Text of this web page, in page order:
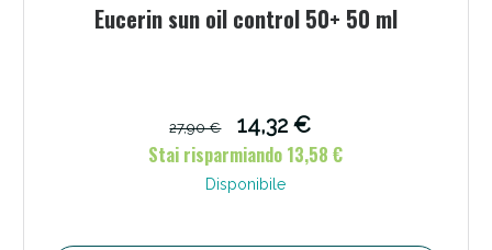
Eucerin sun oil control 50+ 50 ml
27,90 €
14,32 €
Stai risparmiando 13,58 €
Disponibile